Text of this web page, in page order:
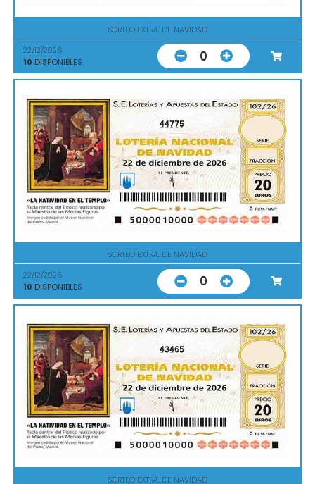
SORTEO EXTRA. DE NAVIDAD
22/12/2026
10 DISPONIBLES 0
44775
SORTEO EXTRA. DE NAVIDAD
22/12/2026
10 DISPONIBLES 0
43465
SORTEO EXTRA. DE NAVIDAD